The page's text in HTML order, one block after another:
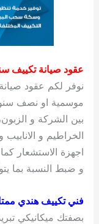
عقود صيانة تكييف
نوفر لكم عقود
موسمية او نصف
بين الشركة و
الخراطيم و
اجهزة الاستشعار
و ضبط النسبة بما
فني تكييف هندي
بصفتك ميكانيكي